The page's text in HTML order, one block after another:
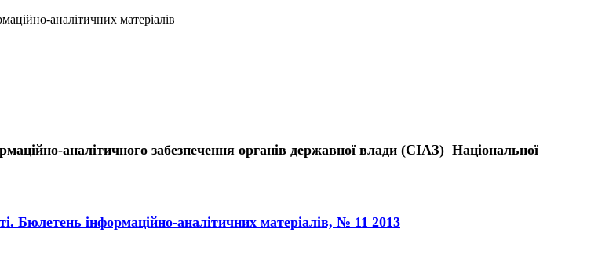
аналітичних матеріалів
аналітичного забезпечення органів державної влади (СІАЗ) Національної
інформаційно-аналітичних матеріалів, № 11 2013